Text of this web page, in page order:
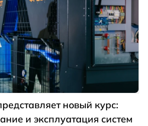
новый курс:
и эксплуатация систем